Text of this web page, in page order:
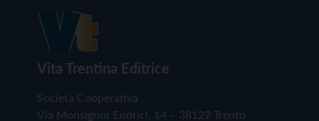
Vita Trentina Editrice
Società Cooperativa
Via Monsignor Endrici, 14 – 38122 Trento